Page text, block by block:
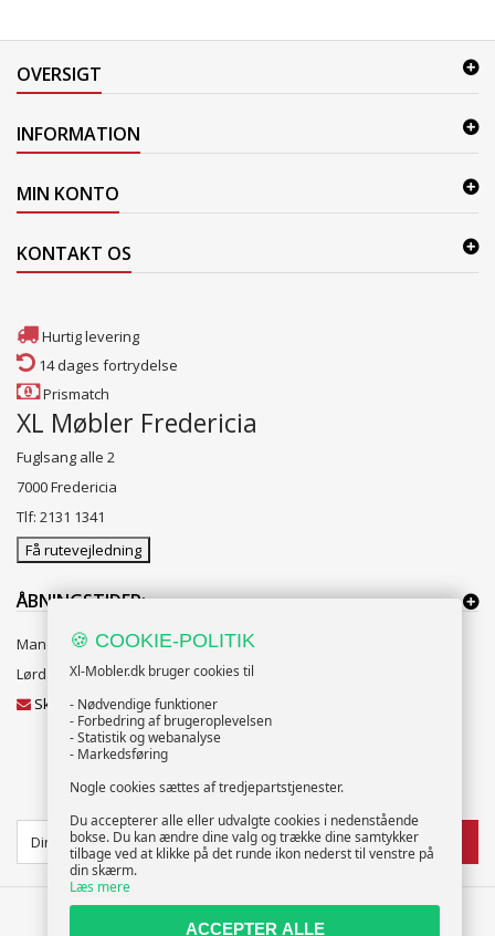
OVERSIGT
INFORMATION
MIN KONTO
KONTAKT OS
Hurtig levering
14 dages fortrydelse
Prismatch
XL Møbler Fredericia
Fuglsang alle 2
7000 Fredericia
Tlf: 2131 1341
Få rutevejledning
ÅBNINGSTIDER:
Mandag til Fredag 10:00 til 18:00
Lørdag og Søndag 10:00 til 16:00
Skriv til vores kundeservice
NYHEDSBREV
TILMELD
🍪 COOKIE-POLITIK
Xl-Mobler.dk bruger cookies til
- Nødvendige funktioner
- Forbedring af brugeroplevelsen
- Statistik og webanalyse
- Markedsføring
Nogle cookies sættes af tredjepartstjenester.
Du accepterer alle eller udvalgte cookies i nedenstående
bokse. Du kan ændre dine valg og trække dine samtykker
tilbage ved at klikke på det runde ikon nederst til venstre på
din skærm.
Læs mere
ACCEPTER ALLE